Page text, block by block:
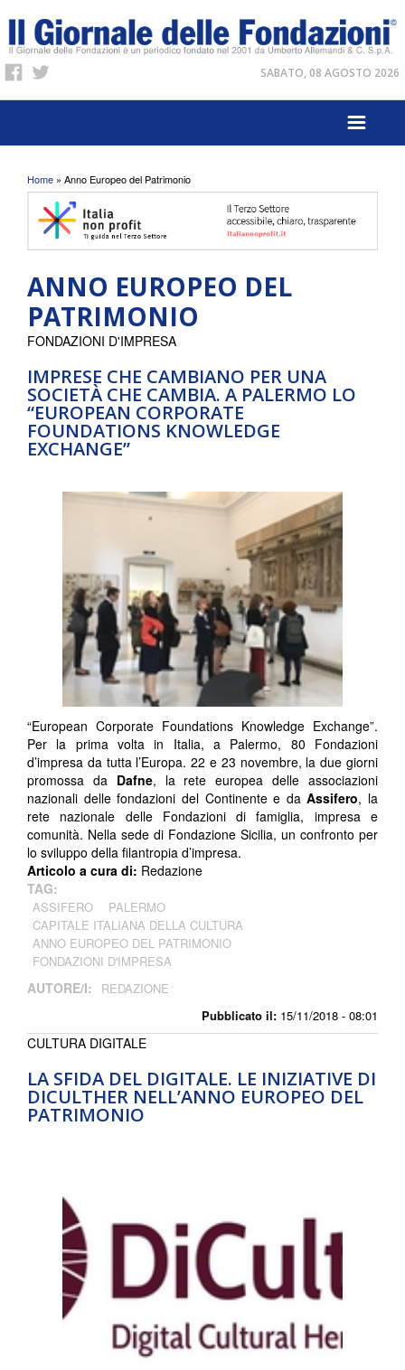
SABATO, 08 AGOSTO 2026
Tu sei qui
Home » Anno Europeo del Patrimonio
ANNO EUROPEO DEL
PATRIMONIO
IMPRESE CHE CAMBIANO PER UNA
SOCIETÀ CHE CAMBIA. A PALERMO LO
“EUROPEAN CORPORATE
FOUNDATIONS KNOWLEDGE
EXCHANGE”
Pubblicato il: 15/11/2018 - 08:01
FONDAZIONI D'IMPRESA
“European Corporate Foundations Knowledge Exchange”.
Per la prima volta in Italia, a Palermo, 80 Fondazioni
d’impresa da tutta l’Europa. 22 e 23 novembre, la due giorni
promossa da Dafne, la rete europea delle associazioni
nazionali delle fondazioni del Continente e daAssifero, la
rete nazionale delle Fondazioni di famiglia, impresa e
comunità. Nella sede di Fondazione Sicilia, un confronto per
lo sviluppo della filantropia d’impresa.
Articolo a cura di: Redazione
TAG:
ASSIFERO
PALERMO
CAPITALE ITALIANA DELLA CULTURA
ANNO EUROPEO DEL PATRIMONIO
FONDAZIONI D'IMPRESA
AUTORE/I: REDAZIONE
LA SFIDA DEL DIGITALE. LE INIZIATIVE DI
DICULTHER NELL’ANNO EUROPEO DEL
PATRIMONIO
CULTURA DIGITALE